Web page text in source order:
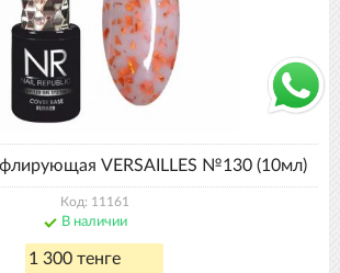
VERSAILLES №130 (10мл)
Код: 11161
В наличии
1 300 тенге